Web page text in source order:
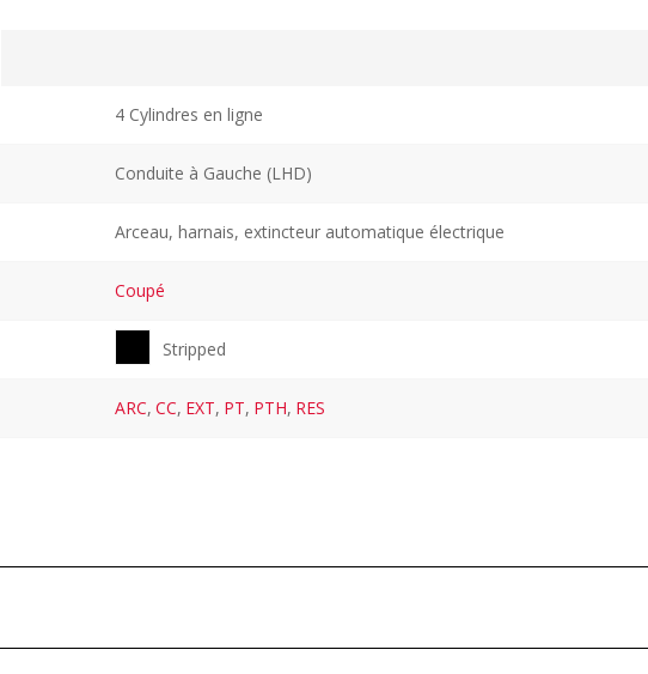
4 Cylindres en ligne
Conduite à Gauche (LHD)
Arceau, harnais, extincteur automatique électrique
Coupé
Stripped
ARC, CC, EXT, PT, PTH, RES